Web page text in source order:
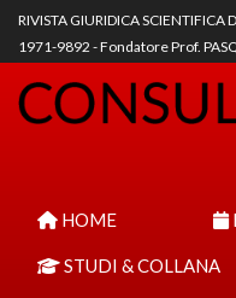
RIVISTA GIURIDICA SCIENTIFICA
1971-9892 - Fondatore Prof.
HOME
STUDI & COLLANA